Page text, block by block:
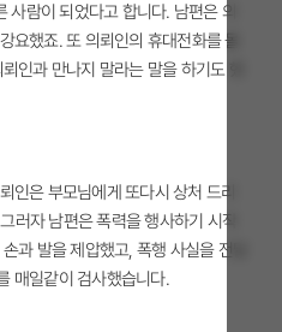
람이 되었다고 합니다. 남편은 의
했죠. 또 의뢰인의 휴대전화를 몰
인과 만나지 말라는 말을 하기도 했
인은 부모님에게 또다시 상처 드리
러자 남편은 폭력을 행사하기 시작
과 발을 제압했고, 폭행 사실을 전달
매일같이 검사했습니다.